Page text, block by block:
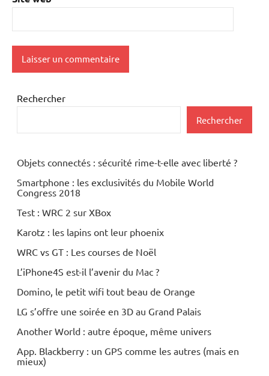
Rechercher
Rechercher
Objets connectés : sécurité rime-t-elle avec liberté ?
Smartphone : les exclusivités du Mobile World
Congress 2018
Test : WRC 2 sur XBox
Karotz : les lapins ont leur phoenix
WRC vs GT : Les courses de Noël
L’iPhone4S est-il l’avenir du Mac ?
Domino, le petit wifi tout beau de Orange
LG s’offre une soirée en 3D au Grand Palais
Another World : autre époque, même univers
App. Blackberry : un GPS comme les autres (mais en
mieux)